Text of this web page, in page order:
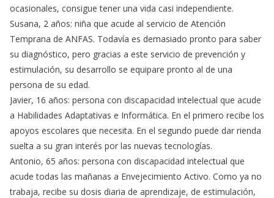
ocasionales, consigue tener una vida casi independiente.
Susana, 2 años: niña que acude al servicio de Atención
Temprana de ANFAS. Todavía es demasiado pronto para saber
su diagnóstico, pero gracias a este servicio de prevención y
estimulación, su desarrollo se equipare pronto al de una
persona de su edad.
Javier, 16 años: persona con discapacidad intelectual que acude
a Habilidades Adaptativas e Informática. En el primero recibe los
apoyos escolares que necesita. En el segundo puede dar rienda
suelta a su gran interés por las nuevas tecnologías.
Antonio, 65 años: persona con discapacidad intelectual que
acude todas las mañanas a Envejecimiento Activo. Como ya no
trabaja, recibe su dosis diaria de aprendizaje, de estimulación,